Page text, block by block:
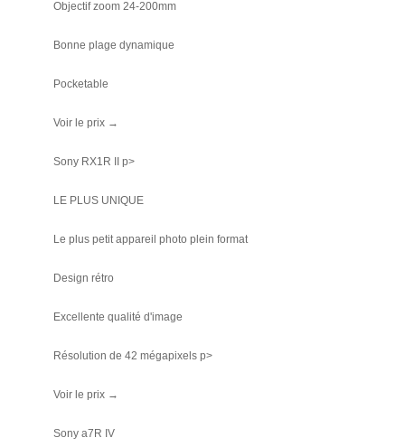
Objectif zoom 24-200mm
Bonne plage dynamique
Pocketable
Voir le prix →
Sony RX1R II p>
LE PLUS UNIQUE
Le plus petit appareil photo plein format
Design rétro
Excellente qualité d'image
Résolution de 42 mégapixels p>
Voir le prix →
Sony a7R IV